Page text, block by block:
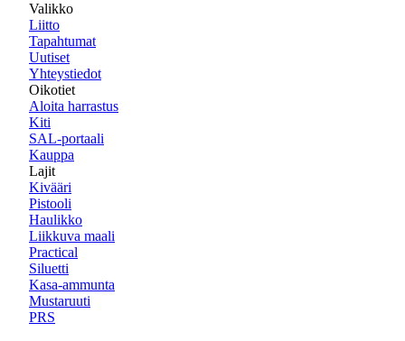
Valikko
Liitto
Tapahtumat
Uutiset
Yhteystiedot
Oikotiet
Aloita harrastus
Kiti
SAL-portaali
Kauppa
Lajit
Kivääri
Pistooli
Haulikko
Liikkuva maali
Practical
Siluetti
Kasa-ammunta
Mustaruuti
PRS